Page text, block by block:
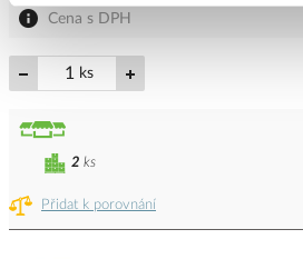
Cena s DPH
ks
Přidat k porovnání
2 ks